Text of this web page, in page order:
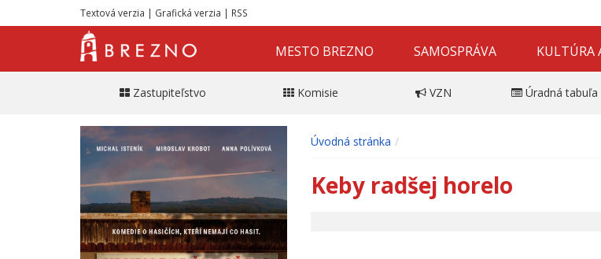
Textová verzia | Grafická verzia | RSS
MESTO BREZNO SAMOSPRÁVA KULTÚRA
Zastupiteľstvo Komisie VZN Úradná tabuľa
Úvodná stránka
Keby radšej horelo